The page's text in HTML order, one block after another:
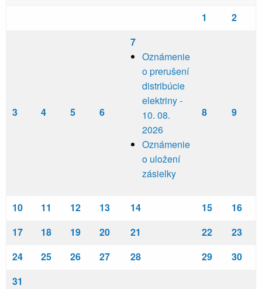
1
2
3 4 5 6
7
Oznámenie
o prerušení
distribúcie
elektriny -
10. 08.
2026
Oznámenie
o uložení
zásielky
8 9
10 11 12 13 14 15
16
17
18 19 20 21 22
23
24
25 26 27 28 29
30
31